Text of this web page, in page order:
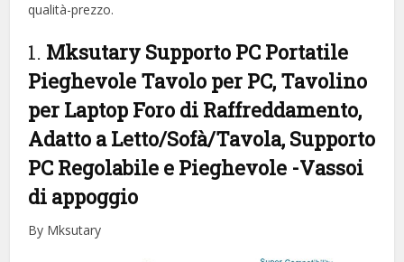
qualità-prezzo.
1. Mksutary Supporto PC Portatile
Pieghevole Tavolo per PC, Tavolino
per Laptop Foro di Raffreddamento,
Adatto a Letto/Sofà/Tavola, Supporto
PC Regolabile e Pieghevole -Vassoi
di appoggio
By Mksutary